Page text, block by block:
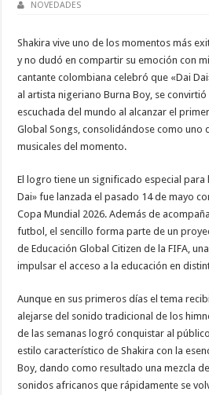
NOVEDADES
Shakira vive uno de los momentos más
y no dudó en compartir su emoción con
cantante colombiana celebró que «Dai
al artista nigeriano Burna Boy, se convirtió
escuchada del mundo al alcanzar el
Global Songs, consolidándose como uno
musicales del momento.
El logro tiene un significado especial para
Dai» fue lanzada el pasado 14 de mayo
Copa Mundial 2026. Además de
futbol, el sencillo forma parte de un
de Educación Global Citizen de la FIFA,
impulsar el acceso a la educación en
Aunque en sus primeros días el tema
alejarse del sonido tradicional de los
de las semanas logró conquistar al
estilo característico de Shakira con la
Boy, dando como resultado una mezcla
sonidos africanos que rápidamente se